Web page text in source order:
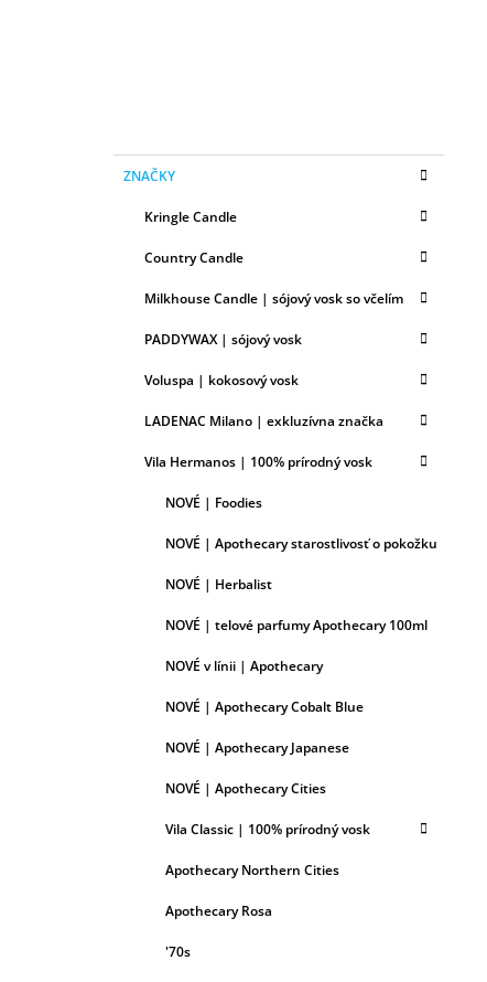
kategórie
K
AZNAČKY
Kringle Candle
Country Candle
Milkhouse Candle | sójový vosk so včelím
PADDYWAX | sójový vosk
Voluspa | kokosový vosk
LADENAC Milano | exkluzívna značka
Vila Hermanos | 100% prírodný vosk
NOVÉ | Foodies
NOVÉ | Apothecary starostlivosť o pokožku
NOVÉ | Herbalist
NOVÉ | telové parfumy Apothecary 100ml
NOVÉ v línii | Apothecary
NOVÉ | Apothecary Cobalt Blue
NOVÉ | Apothecary Japanese
NOVÉ | Apothecary Cities
Vila Classic | 100% prírodný vosk
Apothecary Northern Cities
Apothecary Rosa
'70s